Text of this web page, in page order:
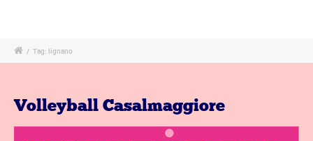
/ Tag: lignano
Volleyball Casalmaggiore